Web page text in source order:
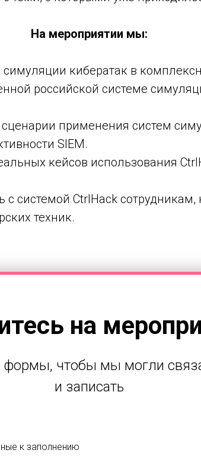
На мероприятии мы:
кибератак в
российской системе
применения систем
SIEM.
кейсов использования
с системой CtrlHack
техник.
на
формы, чтобы мы могли
и записать
к заполнению